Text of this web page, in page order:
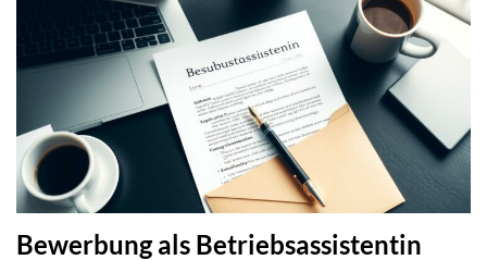
Bewerbung als Betriebsassistentin